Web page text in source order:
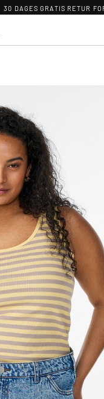
30 DAGES GRATIS RETUR